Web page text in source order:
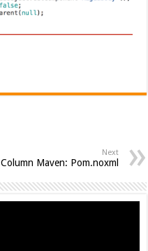
Next
Column Maven: Pom.noxml